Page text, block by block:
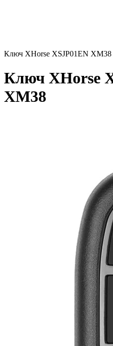
Ключ XHorse XSJP01EN XM38
Ключ XHorse
XM38